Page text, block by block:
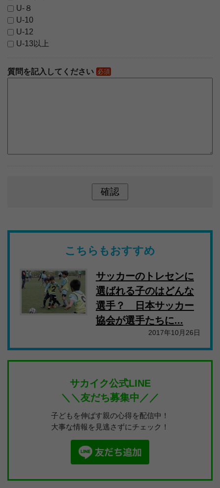
U-８
U-10
U-12
U-13以上
質問を記入してください 必須
こちらもおすすめ
サッカーのトレセンに
選ばれる子のはどんな
選手？ 日本サッカー
協会が選手たちに...
2017年10月26日
サカイク公式LINE
＼＼友だち募集中／／
子どもを伸ばす親の心得を配信中！
大事な情報を見逃さずにチェック！